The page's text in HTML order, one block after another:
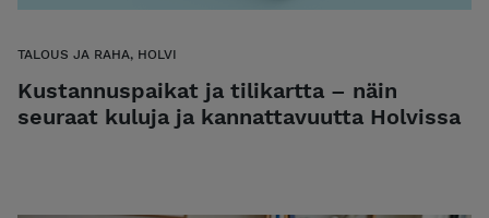
TALOUS JA RAHA, HOLVI
Kustannuspaikat ja tilikartta – näin
seuraat kuluja ja kannattavuutta Holvissa